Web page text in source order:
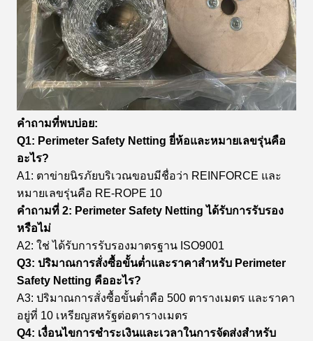
คำถามที่พบบ่อย:
Q1: Perimeter Safety Netting ยี่ห้อและหมายเลขรุ่นคือ
อะไร?
A1: ตาข่ายนิรภัยบริเวณขอบมีชื่อว่า REINFORCE และ
หมายเลขรุ่นคือ RE-ROPE 10
คำถามที่ 2: Perimeter Safety Netting ได้รับการรับรอง
หรือไม่
A2: ใช่ ได้รับการรับรองมาตรฐาน ISO9001
Q3: ปริมาณการสั่งซื้อขั้นต่ำและราคาสำหรับ Perimeter
Safety Netting คืออะไร?
A3: ปริมาณการสั่งซื้อขั้นต่ำคือ 500 ตารางเมตร และราคา
อยู่ที่ 10 เหรียญสหรัฐต่อตารางเมตร
Q4: เงื่อนไขการชำระเงินและเวลาในการจัดส่งสำหรับ